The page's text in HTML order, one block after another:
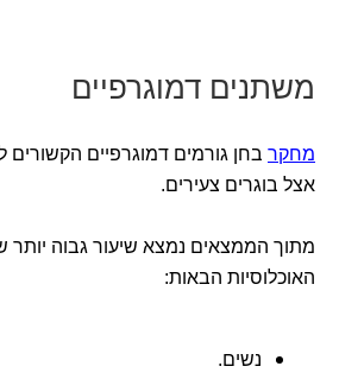
משתנים דמוגרפיים
מחקר בחן גורמים דמוגרפיים הקשורים
אצל בוגרים צעירים.
מתוך הממצאים נמצא שיעור גבוה יותר
האוכלוסיות הבאות:
נשים.